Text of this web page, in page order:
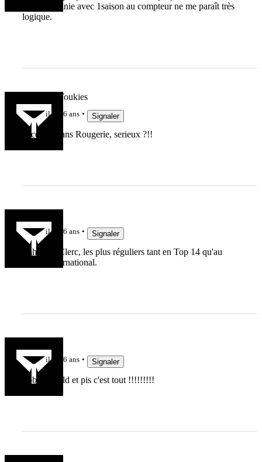
de la décennie avec 1saison au compteur ne me paraît très
logique.
Tom_31_Youkies
il y a 6 ans Signaler
décennie sans Rougerie, serieux ?!!
il y a 6 ans Signaler
Imhoff et Clerc, les plus réguliers tant en Top 14 qu'au
niveau international.
il y a 6 ans Signaler
Toby Arnold et pis c'est tout !!!!!!!!!